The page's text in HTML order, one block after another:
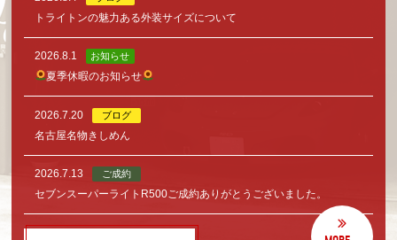
トライトンの魅力ある外装サイズについて
2026.8.1 お知らせ
夏季休暇のお知らせ
2026.7.20 ブログ
名古屋名物きしめん
2026.7.13 ご成約
セブンスーパーライトR500ご成約ありがとうございました。